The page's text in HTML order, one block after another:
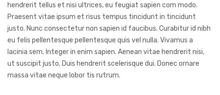
hendrerit tellus et nisi ultrices, eu feugiat sapien com modo.
Praesent vitae ipsum et risus tempus tincidunt in tincidunt
justo. Nunc consectetur non sapien id faucibus. Curabitur id nibh
eu felis pellentesque pellentesque quis vel nulla. Vivamus a
lacinia sem. Integer in enim sapien. Aenean vitae hendrerit nisi,
ut suscipit justo. Duis hendrerit scelerisque dui. Donec ornare
massa vitae neque lobor tis rutrum.